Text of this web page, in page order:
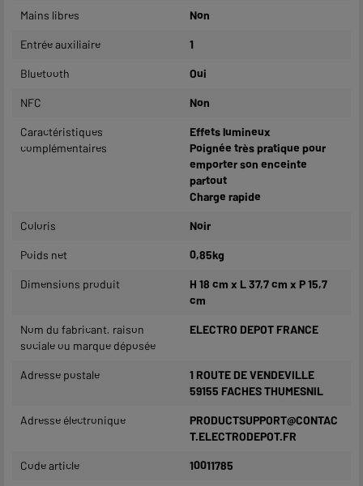
Mains libres Non
Entrée auxiliaire 1
Bluetooth Oui
NFC Non
Caractéristiques
complémentaires
Effets lumineux
Poignée très pratique pour
emporter son enceinte
partout
Charge rapide
Coloris Noir
Poids net 0,85kg
Dimensions produit
H 18 cm x L 37,7 cm x P 15,7
cm
Nom du fabricant, raison
sociale ou marque déposée
ELECTRO DEPOT FRANCE
Adresse postale
1 ROUTE DE VENDEVILLE
59155 FACHES THUMESNIL
Adresse électronique
PRODUCTSUPPORT@CONTAC
T.ELECTRODEPOT.FR
Code article 10011785